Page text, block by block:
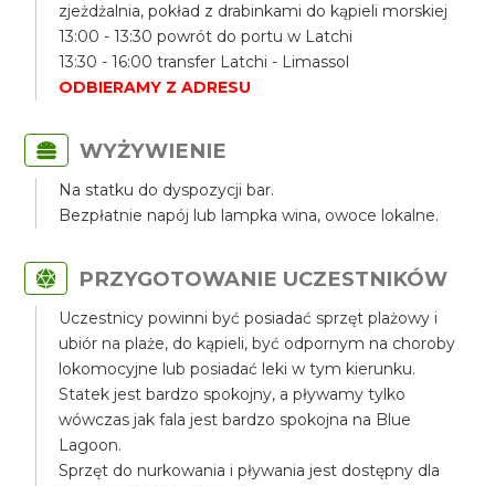
zjeżdżalnia, pokład z drabinkami do kąpieli morskiej
13:00 - 13:30 powrót do portu w Latchi
13:30 - 16:00 transfer Latchi - Limassol
ODBIERAMY Z ADRESU
WYŻYWIENIE
Na statku do dyspozycji bar.
Bezpłatnie napój lub lampka wina, owoce lokalne.
PRZYGOTOWANIE UCZESTNIKÓW
Uczestnicy powinni być posiadać sprzęt plażowy i
ubiór na plaże, do kąpieli, być odpornym na choroby
lokomocyjne lub posiadać leki w tym kierunku.
Statek jest bardzo spokojny, a pływamy tylko
wówczas jak fala jest bardzo spokojna na Blue
Lagoon.
Sprzęt do nurkowania i pływania jest dostępny dla